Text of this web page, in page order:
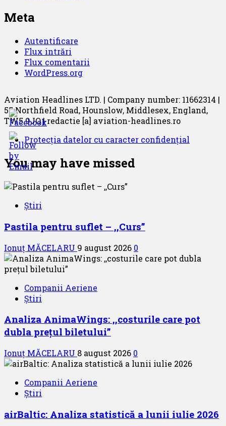
Meta
Autentificare
Flux intrări
Flux comentarii
WordPress.org
Aviation Headlines LTD. | Company number: 11662314 |
55 Northfield Road, Hounslow, Middlesex, England,
TW5 9JQ | redactie [a] aviation-headlines.ro
Protecția datelor cu caracter confidențial
You may have missed
Știri
Pastila pentru suflet – ,,Curs”
Ionuț MĂCELARU 9 august 2026 0
Companii Aeriene
Știri
Analiza AnimaWings: ,,costurile care pot
dubla prețul biletului”
Ionuț MĂCELARU 8 august 2026 0
Companii Aeriene
Știri
airBaltic: Analiza statistică a lunii iulie 2026